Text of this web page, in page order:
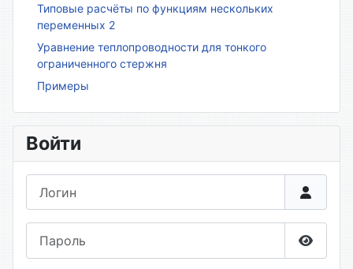
Типовые расчёты по функциям нескольких
переменных 2
Уравнение теплопроводности для тонкого
ограниченного стержня
Примеры
Войти